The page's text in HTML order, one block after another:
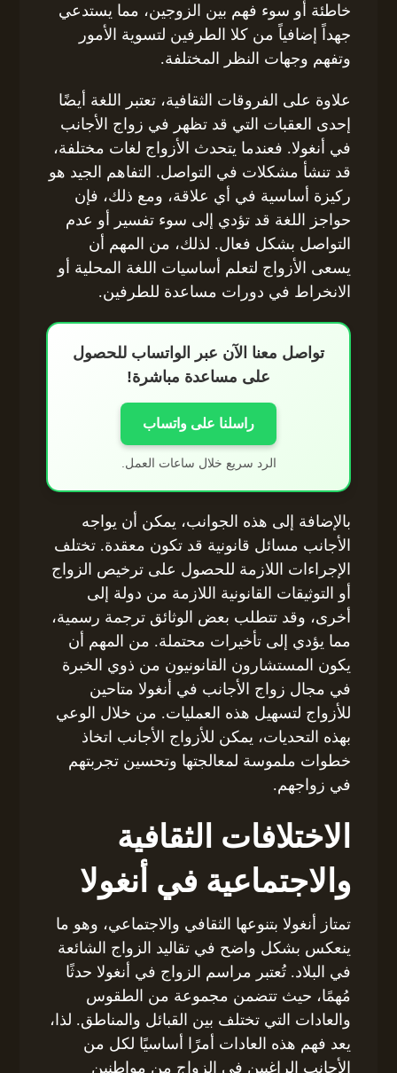
خاطئة أو سوء فهم بين الزوجين، مما يستدعي
جهداً إضافياً من كلا الطرفين لتسوية الأمور
وتفهم وجهات النظر المختلفة.
علاوة على الفروقات الثقافية، تعتبر اللغة أيضًا
إحدى العقبات التي قد تظهر في زواج الأجانب
في أنغولا. فعندما يتحدث الأزواج لغات مختلفة،
قد تنشأ مشكلات في التواصل. التفاهم الجيد هو
ركيزة أساسية في أي علاقة، ومع ذلك، فإن
حواجز اللغة قد تؤدي إلى سوء تفسير أو عدم
التواصل بشكل فعال. لذلك، من المهم أن
يسعى الأزواج لتعلم أساسيات اللغة المحلية أو
الانخراط في دورات مساعدة للطرفين.
تواصل معنا الآن عبر الواتساب للحصول
على مساعدة مباشرة!
راسلنا على واتساب
الرد سريع خلال ساعات العمل.
بالإضافة إلى هذه الجوانب، يمكن أن يواجه
الأجانب مسائل قانونية قد تكون معقدة. تختلف
الإجراءات اللازمة للحصول على ترخيص الزواج
أو التوثيقات القانونية اللازمة من دولة إلى
أخرى، وقد تتطلب بعض الوثائق ترجمة رسمية،
مما يؤدي إلى تأخيرات محتملة. من المهم أن
يكون المستشارون القانونيون من ذوي الخبرة
في مجال زواج الأجانب في أنغولا متاحين
للأزواج لتسهيل هذه العمليات. من خلال الوعي
بهذه التحديات، يمكن للأزواج الأجانب اتخاذ
خطوات ملموسة لمعالجتها وتحسين تجربتهم
في زواجهم.
الاختلافات الثقافية
والاجتماعية في أنغولا
تمتاز أنغولا بتنوعها الثقافي والاجتماعي، وهو ما
ينعكس بشكل واضح في تقاليد الزواج الشائعة
في البلاد. تُعتبر مراسم الزواج في أنغولا حدثًا
مُهمًا، حيث تتضمن مجموعة من الطقوس
والعادات التي تختلف بين القبائل والمناطق. لذا،
يعد فهم هذه العادات أمرًا أساسيًا لكل من
الأجانب الراغبين في الزواج من مواطنين